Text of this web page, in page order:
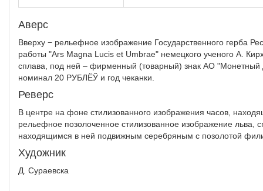
Аверс
Вверху − рельефное изображение Государственного герба
работы "Ars Magna Lucis et Umbrae" немецкого ученого А.
сплава, под ней – фирменный (товарный) знак АО
номинал 20 РУБЛЁЎ и год чеканки.
Реверс
В центре на фоне стилизованного изображения часов,
рельефное позолоченное стилизованное изображение льва,
находящимся в ней подвижным серебряным с позолотой
Художник
Д. Сураевска